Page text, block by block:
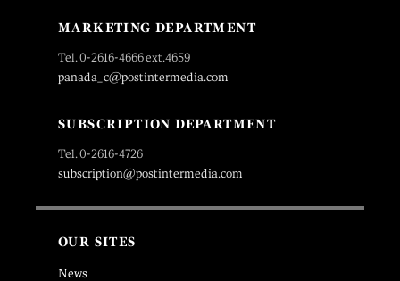
MARKETING DEPARTMENT
Tel. 0-2616-4666 ext.4659
panada_c@postintermedia.com
SUBSCRIPTION DEPARTMENT
Tel. 0-2616-4726
subscription@postintermedia.com
OUR SITES
News